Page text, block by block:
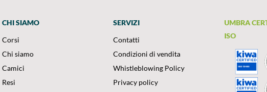
CHI SIAMO
Corsi
Chi siamo
Camici
Resi
SERVIZI
Contatti
Condizioni di vendita
Whistleblowing Policy
Privacy policy
UMBRA
ISO